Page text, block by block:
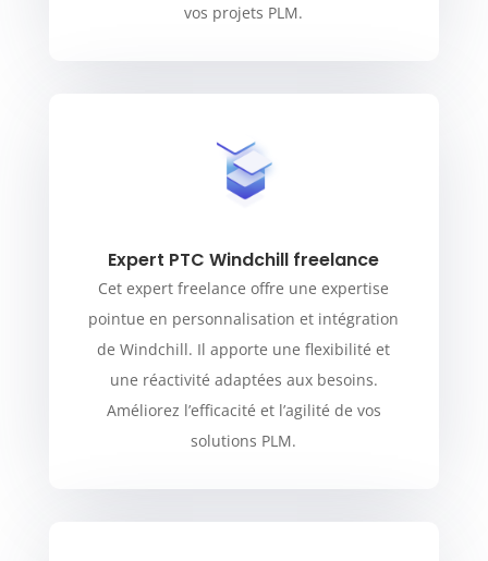
vos projets PLM.
Expert PTC Windchill freelance
Cet expert freelance offre une expertise
pointue en personnalisation et intégration
de Windchill. Il apporte une flexibilité et
une réactivité adaptées aux besoins.
Améliorez l’efficacité et l’agilité de vos
solutions PLM.